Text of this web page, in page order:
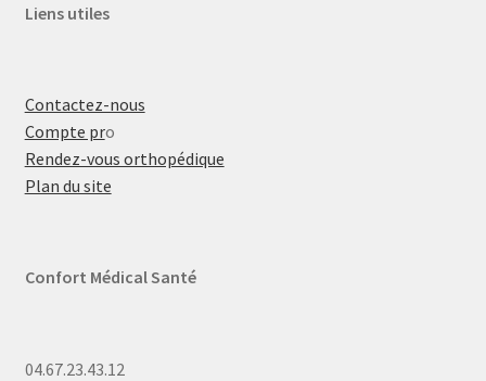
Liens utiles
Contactez-nous
Compte pro
Rendez-vous orthopédique
Plan du site
Confort Médical Santé
04.67.23.43.12